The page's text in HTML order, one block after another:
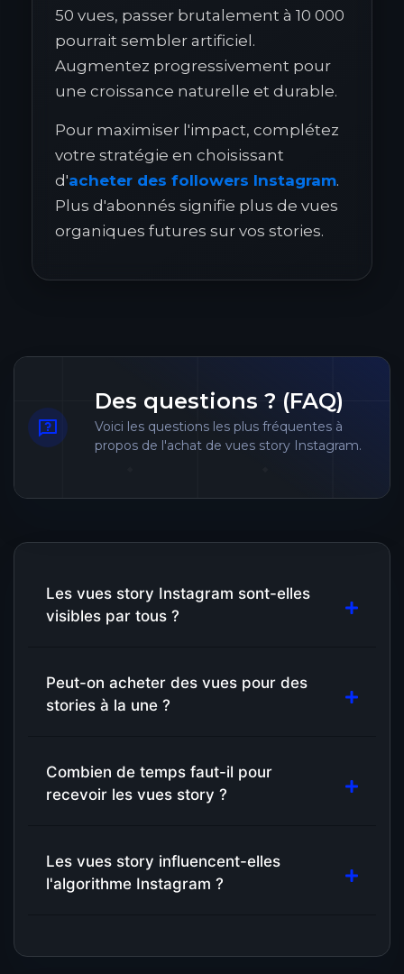
50 vues, passer brutalement à 10 000
pourrait sembler artificiel.
Augmentez progressivement pour
une croissance naturelle et durable.
Pour maximiser l'impact, complétez
votre stratégie en choisissant
d'acheter des followers Instagram.
Plus d'abonnés signifie plus de vues
organiques futures sur vos stories.
Des questions ? (FAQ)
Voici les questions les plus fréquentes à
propos de l'achat de vues story Instagram.
Les vues story Instagram sont-elles
visibles par tous ?
Peut-on acheter des vues pour des
stories à la une ?
Combien de temps faut-il pour
recevoir les vues story ?
Les vues story influencent-elles
l'algorithme Instagram ?